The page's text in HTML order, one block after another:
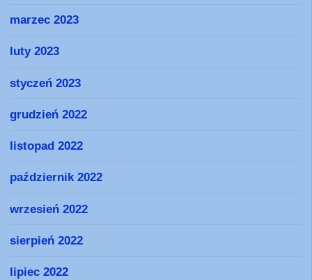
marzec 2023
luty 2023
styczeń 2023
grudzień 2022
listopad 2022
październik 2022
wrzesień 2022
sierpień 2022
lipiec 2022